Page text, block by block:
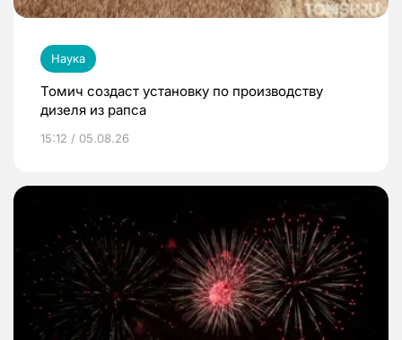
Наука
Томич создаст установку по производству
дизеля из рапса
15:12 / 05.08.26